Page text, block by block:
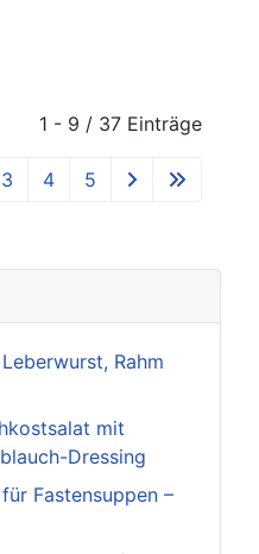
1 - 9 / 37 Einträge
3 4 5
Rahm
mit
Dressing
Fastensuppen –